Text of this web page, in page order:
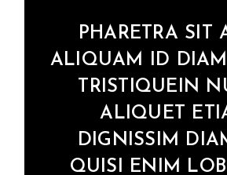
PHARETRA SIT
ALIQUAM ID
TRISTIQUEIN
ALIQUET
DIGNISSIM
QUISI ENIM